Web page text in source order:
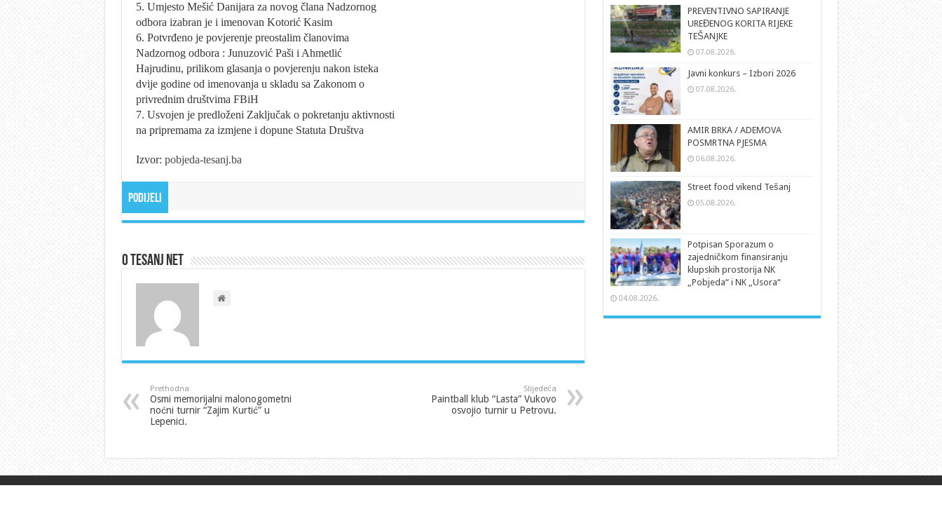
5. Umjesto Mešić Danijara za novog člana Nadzornog
odbora izabran je i imenovan Kotorić Kasim
6. Potvrđeno je povjerenje preostalim članovima
Nadzornog odbora : Junuzović Paši i Ahmetlić
Hajrudinu, prilikom glasanja o povjerenju nakon isteka
dvije godine od imenovanja u skladu sa Zakonom o
privrednim društvima FBiH
7. Usvojen je predloženi Zaključak o pokretanju aktivnosti
na pripremama za izmjene i dopune Statuta Društva
Izvor: pobjeda-tesanj.ba
Podijeli
O Tesanj Net
Prethodna
Osmi memorijalni malonogometni
noćni turnir “Zajim Kurtić” u
Lepenici.
Slijedeća
Paintball klub “Lasta” Vukovo
osvojio turnir u Petrovu.
PREVENTIVNO SAPIRANJE
UREĐENOG KORITA RIJEKE
TEŠANJKE
07.08.2026.
Javni konkurs – Izbori 2026
07.08.2026.
AMIR BRKA / ADEMOVA
POSMRTNA PJESMA
06.08.2026.
Street food vikend Tešanj
05.08.2026.
Potpisan Sporazum o
zajedničkom finansiranju
klupskih prostorija NK
„Pobjeda“ i NK „Usora“
04.08.2026.